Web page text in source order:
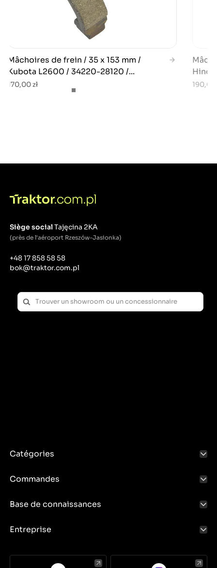
Mâchoires de frein / 35 x 153 mm /
Kubota L2600 / 34220-28120 /...
170,00 zł 190,00
Siège socialTajęcina 2KA
(près de l'aéroport Rzeszów-Jasionka)
+48 17 858 58 58
bok@traktor.com.pl
Catégories
Commandes
Base de connaissances
Entreprise